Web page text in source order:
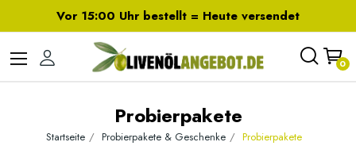
Vor 15:00 Uhr bestellt = Heute versendet
0
Probierpakete
Startseite Probierpakete & Geschenke Probierpakete